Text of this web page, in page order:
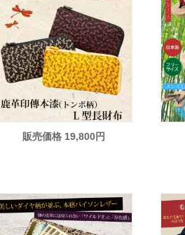
販売価格 19,800円